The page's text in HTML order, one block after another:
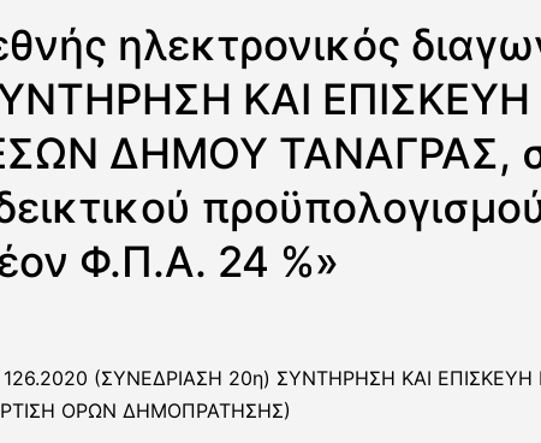
ηλεκτρονικός
ΚΑΙ
ΔΗΜΟΥ ΤΑΝΑΓΡΑΣ,
Φ.Π.Α. 24 %»
126.2020 (ΣΥΝΕΔΡΙΑΣΗ 20η) ΣΥΝΤΗΡΗΣΗ ΚΑΙ
ΟΡΩΝ ΔΗΜΟΠΡΑΤΗΣΗΣ)